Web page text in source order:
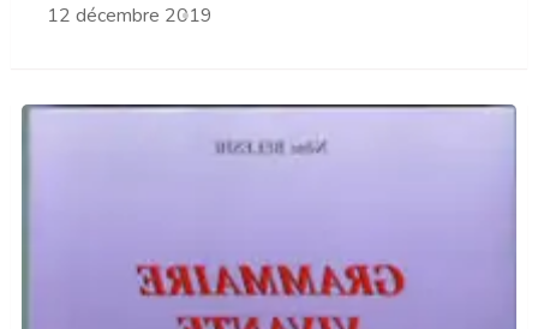
12 décembre 2019